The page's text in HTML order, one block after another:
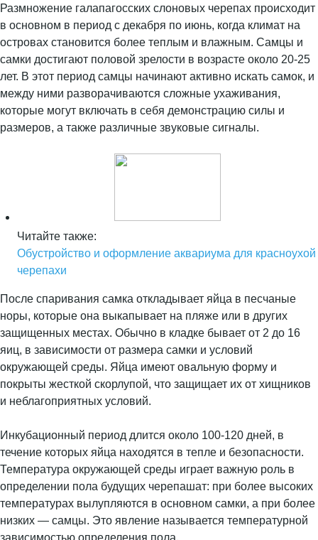
Размножение галапагосских слоновых черепах происходит
в основном в период с декабря по июнь, когда климат на
островах становится более теплым и влажным. Самцы и
самки достигают половой зрелости в возрасте около 20-25
лет. В этот период самцы начинают активно искать самок, и
между ними разворачиваются сложные ухаживания,
которые могут включать в себя демонстрацию силы и
размеров, а также различные звуковые сигналы.
Читайте также:
Обустройство и оформление аквариума для красноухой
черепахи
После спаривания самка откладывает яйца в песчаные
норы, которые она выкапывает на пляже или в других
защищенных местах. Обычно в кладке бывает от 2 до 16
яиц, в зависимости от размера самки и условий
окружающей среды. Яйца имеют овальную форму и
покрыты жесткой скорлупой, что защищает их от хищников
и неблагоприятных условий.
Инкубационный период длится около 100-120 дней, в
течение которых яйца находятся в тепле и безопасности.
Температура окружающей среды играет важную роль в
определении пола будущих черепашат: при более высоких
температурах вылупляются в основном самки, а при более
низких — самцы. Это явление называется температурной
зависимостью определения пола.